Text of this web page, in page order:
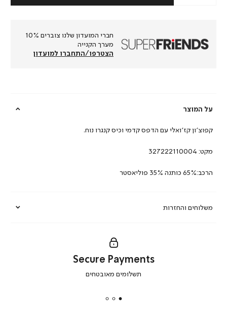
חברי המועדון שלנו צוברים 10%
מערך הקנייה
הצטרפו/התחברו למועדון
על המוצר
משלוחים והחזרות
קפוצ’ון קז’ואלי עם הדפס קדמי וכיס קנגרו נוח.
מקט: 327222110004
הרכב:65% כותנה 35% פוליאסטר
secure
Secure Payments
תשלומים מאובטחים